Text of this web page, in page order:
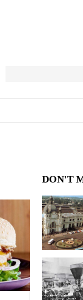
DON'T